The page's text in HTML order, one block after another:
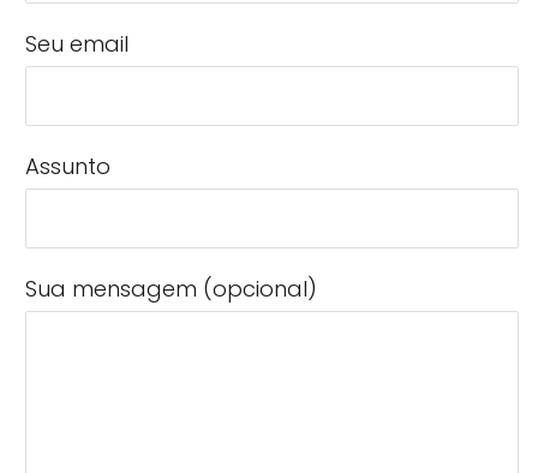
Seu email
Assunto
Sua mensagem (opcional)